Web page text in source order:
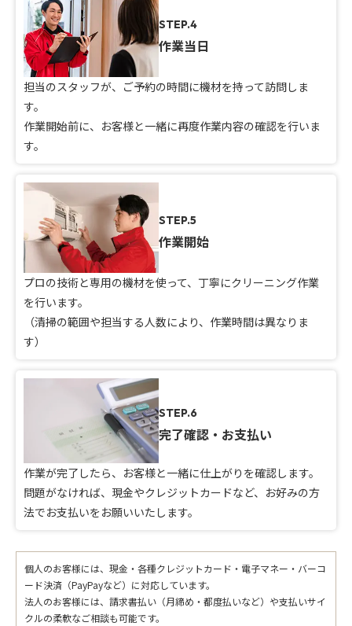
STEP.4
作業当日
担当のスタッフが、ご予約の時間に機材を持って訪問しま
す。
作業開始前に、お客様と一緒に再度作業内容の確認を行いま
す。
STEP.5
作業開始
プロの技術と専用の機材を使って、丁寧にクリーニング作業
を行います。
（清掃の範囲や担当する人数により、作業時間は異なりま
す）
STEP.6
完了確認・お支払い
作業が完了したら、お客様と一緒に仕上がりを確認します。
問題がなければ、現金やクレジットカードなど、お好みの方
法でお支払いをお願いいたします。
個人のお客様には、現金・各種クレジットカード・電子マネー・バーコ
ード決済（PayPayなど）に対応しています。
法人のお客様には、請求書払い（月締め・都度払いなど）や支払いサイ
クルの柔軟なご相談も可能です。